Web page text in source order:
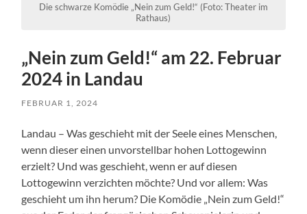
Die schwarze Komödie „Nein zum Geld!“ (Foto: Theater im
Rathaus)
„Nein zum Geld!“ am 22. Februar
2024 in Landau
FEBRUAR 1, 2024
Landau – Was geschieht mit der Seele eines Menschen,
wenn dieser einen unvorstellbar hohen Lottogewinn
erzielt? Und was geschieht, wenn er auf diesen
Lottogewinn verzichten möchte? Und vor allem: Was
geschieht um ihn herum? Die Komödie „Nein zum Geld!“